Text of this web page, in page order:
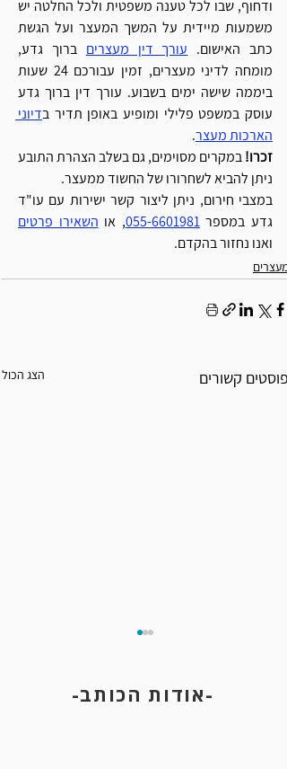
כתב האישום. עורך דין מעצרים
עוסק במשפט פלילי ומופיע באופן תדיר ב
הארכות מעצר.
זכרו!
ניתן להביא לשחרורו של החשוד ממעצר.
גדע במספר 055-6601981, או השאירו פרטים
ואנו נחזור בהקדם.
מעצרים
פוסטים קשורים הצג הכול
-אודות הכותב-